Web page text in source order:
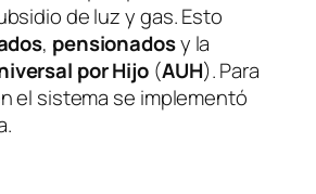
de luz y gas. Esto
, pensionadosy la
por Hijo (AUH). Para
el sistema se implementó